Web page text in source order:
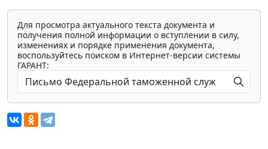
Для просмотра актуального текста документа и
получения полной информации о вступлении в силу,
изменениях и порядке применения документа,
воспользуйтесь поиском в Интернет-версии системы
ГАРАНТ: